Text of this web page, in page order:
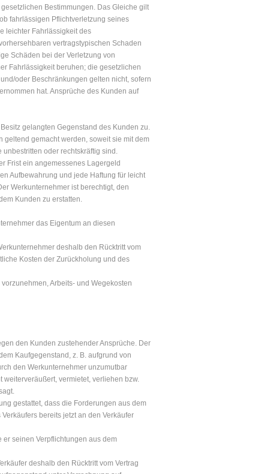
Bestimmungen. Das Gleiche gilt
fahrlässigen Pflichtverletzung seines
leichter Fahrlässigkeit des
vertragstypischen Schaden
Schäden bei der Verletzung von
Fahrlässigkeit beruhen; die gesetzlichen
oder Beschränkungen gelten nicht, sofern
hat. Ansprüche des Kunden auf
gelangten Gegenstand des Kunden zu.
geltend gemacht werden, soweit sie mit dem
oder rechtskräftig sind.
Frist ein angemessenes Lagergeld
Aufbewahrung und jede Haftung für leicht
Werkunternehmer ist berechtigt, den
Kunden zu erstatten.
das Eigentum an diesen
deshalb den Rücktritt vom
Kosten der Zurückholung und des
Arbeits- und Wegekosten
den Kunden zustehender Ansprüche. Der
Kaufgegenstand, z. B. aufgrund von
den Werkunternehmer unzumutbar
vermietet, verliehen bzw.
gestattet, dass die Forderungen aus dem
bereits jetzt an den Verkäufer
seinen Verpflichtungen aus dem
deshalb den Rücktritt vom Vertrag